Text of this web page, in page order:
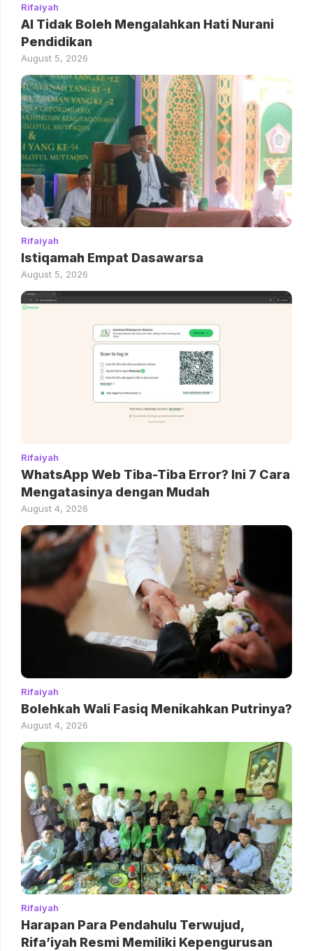
Rifaiyah
AI Tidak Boleh Mengalahkan Hati Nurani
Pendidikan
August 5, 2026
Rifaiyah
Istiqamah Empat Dasawarsa
August 5, 2026
Rifaiyah
WhatsApp Web Tiba-Tiba Error? Ini 7 Cara
Mengatasinya dengan Mudah
August 4, 2026
Rifaiyah
Bolehkah Wali Fasiq Menikahkan Putrinya?
August 4, 2026
Rifaiyah
Harapan Para Pendahulu Terwujud,
Rifa’iyah Resmi Memiliki Kepengurusan